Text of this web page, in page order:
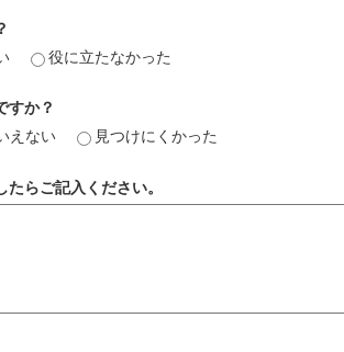
役に立たなかった
すか？
えない 見つけにくかった
らご記入ください。